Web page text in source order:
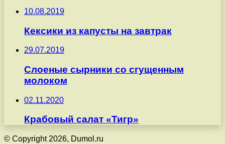
10.08.2019
Кексики из капусты на завтрак
29.07.2019
Слоеные сырники со сгущенным
молоком
02.11.2020
Крабовый салат «Тигр»
© Copyright 2026, Dumol.ru